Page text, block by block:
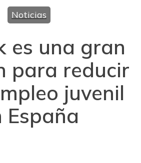
Noticias
es una gran
para reducir
juvenil
España